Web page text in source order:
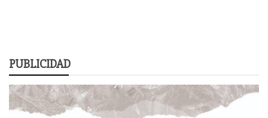
PUBLICIDAD